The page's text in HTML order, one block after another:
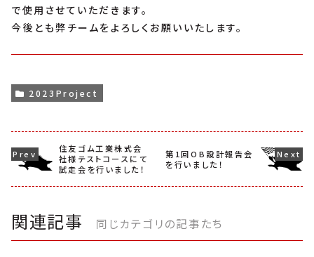
で使用させていただきます。
今後とも弊チームをよろしくお願いいたします。
2023Project
住友ゴム工業株式会
社様テストコースにて
試走会を行いました！
第1回OB設計報告会
を行いました！
関連記事 同じカテゴリの記事たち